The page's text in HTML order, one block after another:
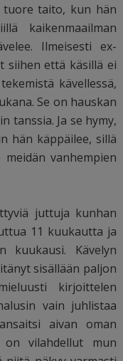
tuore taito, kun hän
kaikenmaailman
Ilmeisesti ex-
siihen että käsillä ei
kävellessä,
Se on hauskan
tanssia. Ja se hymy,
hän käppäilee, sillä
vanhempien
juttuja kunhan
11 kuukautta ja
kuukausi. Kävelyn
sisällään paljon
kirjoittelen
vain juhlistaa
aivan oman
on vilahdellut mun